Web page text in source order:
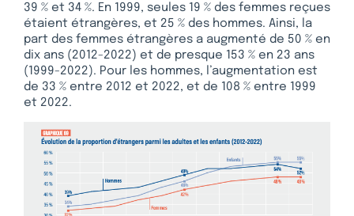
39 % et 34 %. En 1999, seules 19 % des femmes reçues
étaient étrangères, et 25 % des hommes. Ainsi, la
part des femmes étrangères a augmenté de 50 % en
dix ans (2012-2022) et de presque 153 % en 23 ans
(1999-2022). Pour les hommes, l’augmentation est
de 33 % entre 2012 et 2022, et de 108 % entre 1999
et 2022.